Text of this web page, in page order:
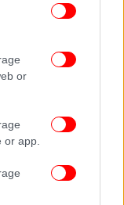
or
app.
και μάθετε